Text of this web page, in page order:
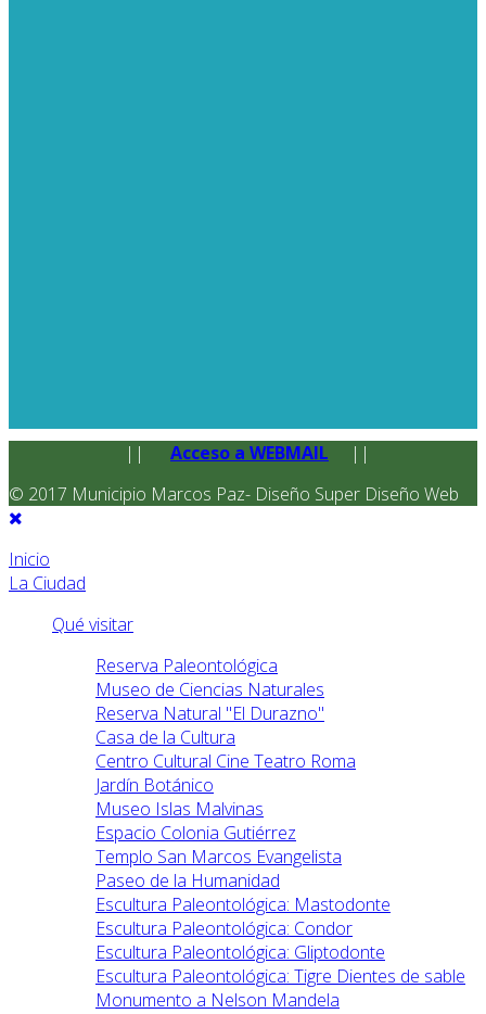
|| Acceso a WEBMAIL
||
© 2017 Municipio Marcos Paz- Diseño Super Diseño Web
Inicio
La Ciudad
Qué visitar
Reserva Paleontológica
Museo de Ciencias Naturales
Reserva Natural "El Durazno"
Casa de la Cultura
Centro Cultural Cine Teatro Roma
Jardín Botánico
Museo Islas Malvinas
Espacio Colonia Gutiérrez
Templo San Marcos Evangelista
Paseo de la Humanidad
Escultura Paleontológica: Mastodonte
Escultura Paleontológica: Condor
Escultura Paleontológica: Gliptodonte
Escultura Paleontológica: Tigre Dientes de sable
Monumento a Nelson Mandela